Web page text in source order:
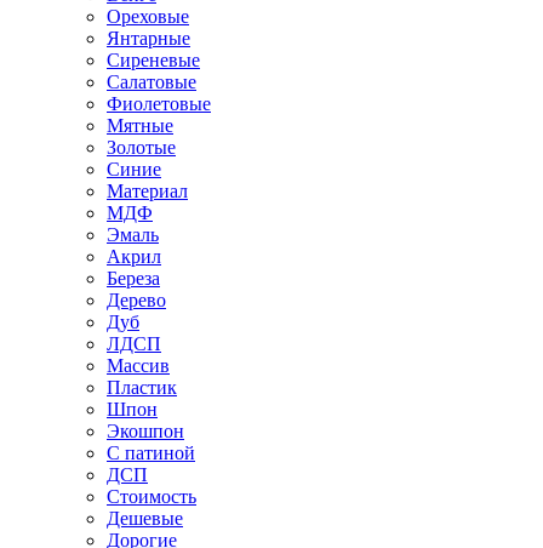
Ореховые
Янтарные
Сиреневые
Салатовые
Фиолетовые
Мятные
Золотые
Синие
Материал
МДФ
Эмаль
Акрил
Береза
Дерево
Дуб
ЛДСП
Массив
Пластик
Шпон
Экошпон
С патиной
ДСП
Стоимость
Дешевые
Дорогие